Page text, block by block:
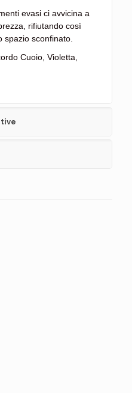
evasi ci avvicina a
rifiutando così
spazio sconfinato.
Cuoio, Violetta,